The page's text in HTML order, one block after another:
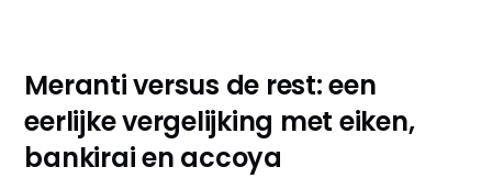
Meranti versus de rest: een
eerlijke vergelijking met eiken,
bankirai en accoya